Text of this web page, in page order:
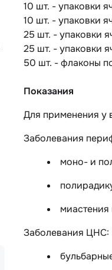
10 шт. - упаковки
10 шт. - упаковки
25 шт. - упаковки
25 шт. - упаковки
50 шт. - флаконы
Показания
Для применения у
Заболевания
моно- и
Заболевания ЦНС: